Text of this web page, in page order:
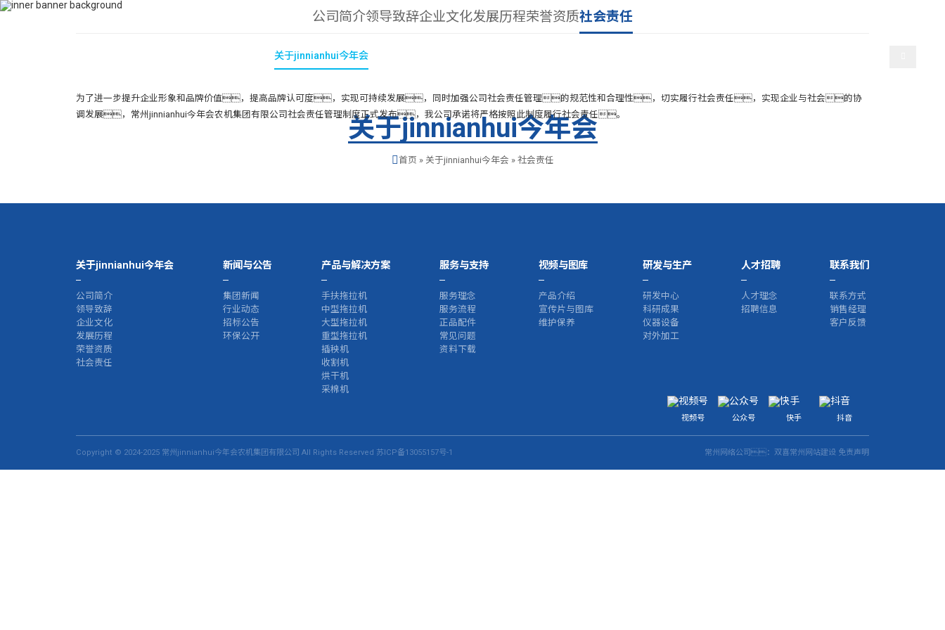
dfam@mleet.com
关于jinnianhui今年会新闻与公告
关于jinnianhui今年会
首页 » 关于jinnianhui今年会 » 社会责任
公司简介领导致辞企业文化发展历程荣誉资质社会责任
为了进一步提升企业形象和品牌价值，提高品牌认可度，实现可持续发展，同时加强公司社会责任管理的规范性和合理性，切实履行社会责任，实现企业与社会的协
调发展，常州jinnianhui今年会农机集团有限公司社会责任管理制度正式发布，我公司承诺将严格按照此制度履行社会责任。
关于jinnianhui今年会
公司简介
领导致辞
企业文化
发展历程
荣誉资质
社会责任
新闻与公告
集团新闻
行业动态
招标公告
环保公开
产品与解决方案
手扶拖拉机
中型拖拉机
大型拖拉机
重型拖拉机
插秧机
收割机
烘干机
采棉机
服务与支持
服务理念
服务流程
正品配件
常见问题
资料下载
视频与图库
产品介绍
宣传片与图库
维护保养
研发与生产
研发中心
科研成果
仪器设备
对外加工
人才招聘
人才理念
招聘信息
联系我们
联系方式
销售经理
客户反馈
视频号 公众号 快手 抖音
Copyright © 2024-2025 常州jinnianhui今年会农机集团有限公司 All Rights Reserved 苏ICP备13055157号-1 常州网络公司：双喜常州网站建设 免责声明